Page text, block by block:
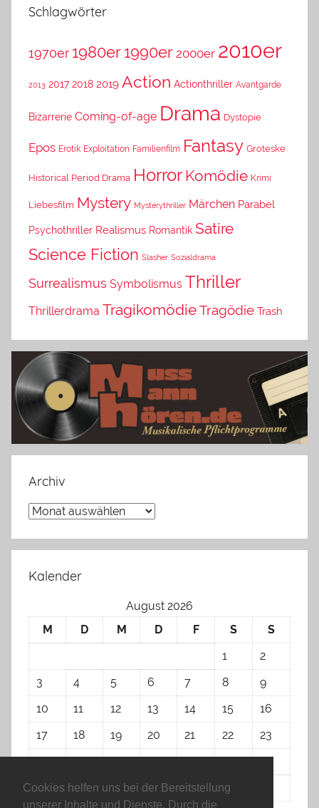
Cookies helfen uns bei der Bereitstellung
unserer Inhalte und Dienste. Durch die
Schlagwörter
1970er 1980er 1990er 2000er 2010er
2013 2017 2018 2019 Action Actionthriller Avantgarde
Bizarrerie Coming-of-age Drama Dystopie
Epos Erotik Exploitation Familienfilm Fantasy Groteske
Historical Period Drama Horror Komödie Krimi
Liebesfilm Mystery Mysterythriller Märchen Parabel
Psychothriller Realismus Romantik Satire
Science Fiction Slasher Sozialdrama
Surrealismus Symbolismus Thriller
Thrillerdrama TragikomödieTragödie Trash
Archiv
Archiv
Kalender
August 2026
M
D M D F S
S
1
2
3
4 5 6 7 8
9
10
11 12 13 14 15
16
17
18 19 20 21 22
23
24
25 26 27 28 29
30
31